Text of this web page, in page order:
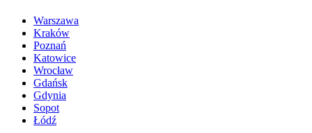
Warszawa
Kraków
Poznań
Katowice
Wrocław
Gdańsk
Gdynia
Sopot
Łódź